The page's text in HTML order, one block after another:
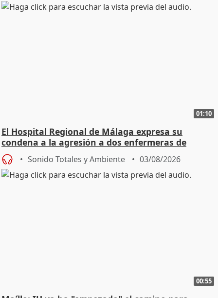
01:10
El Hospital Regional de Málaga expresa su
condena a la agresión a dos enfermeras de
Urgencias
Sonido Totales y Ambiente 03/08/2026
00:55